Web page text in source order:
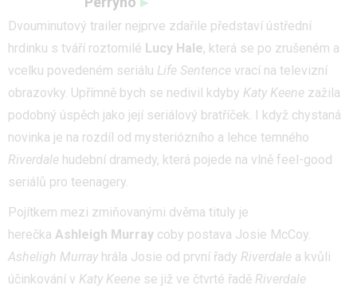
Dvouminutový trailer nejprve zdařile představí ústřední
hrdinku s tváří roztomilé Lucy Hale, která se po zrušeném a
vcelku povedeném seriálu Life Sentence vrací na televizní
obrazovky. Upřímně bych se nedivil kdyby Katy Keene zažila
podobný úspěch jako její seriálový bratříček. I když chystaná
novinka je na rozdíl od mysteriózního a lehce temného
Riverdale hudební dramedy, která pojede na vlně feel-good
seriálů pro teenagery.
Pojítkem mezi zmiňovanými dvěma tituly je
herečka Ashleigh Murray coby postava Josie McCoy.
Asheligh Murray hrála Josie od první řady Riverdale a kvůli
účinkování v Katy Keene se již ve čtvrté řadě Riverdale